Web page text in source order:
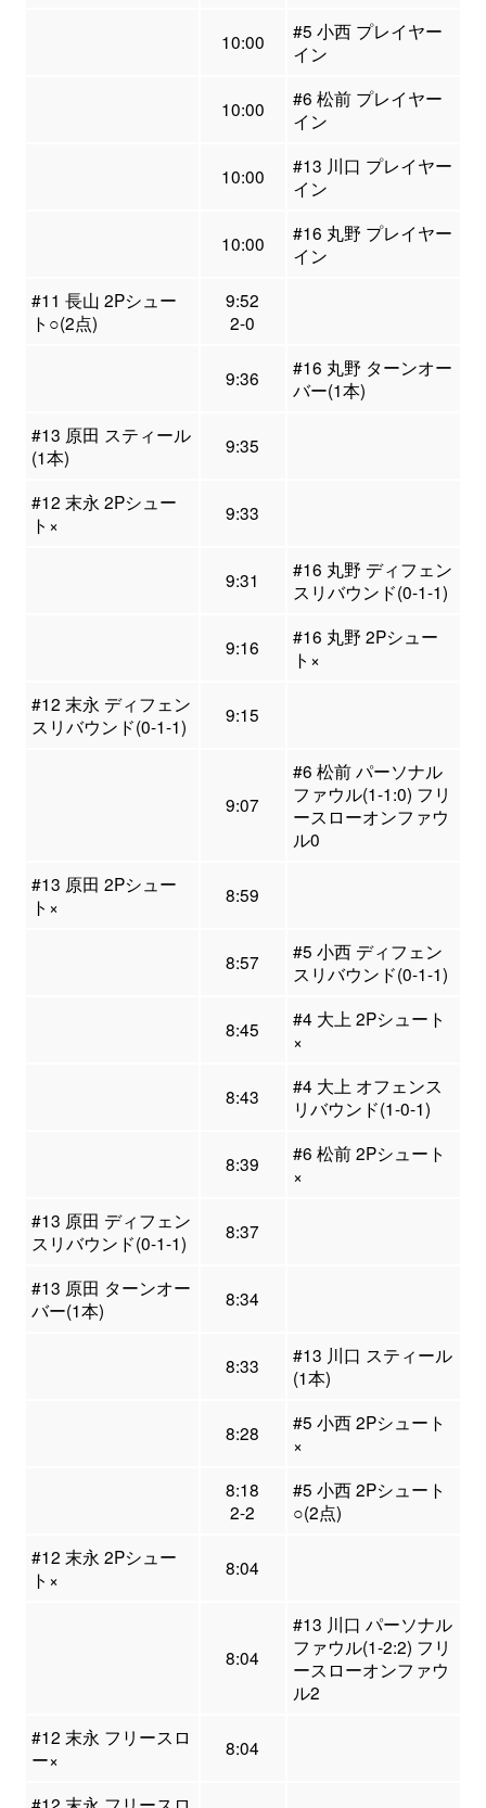
10:00
#5 小西 プレイヤー
イン
10:00
#6 松前 プレイヤー
イン
10:00
#13 川口 プレイヤー
イン
10:00
#16 丸野 プレイヤー
イン
#11 長山 2Pシュー
ト○(2点)
9:52
2-0
9:36
#16 丸野 ターンオー
バー(1本)
#13 原田 スティール
(1本)
9:35
#12 末永 2Pシュー
ト×
9:33
9:31
#16 丸野 ディフェン
スリバウンド(0-1-1)
9:16
#16 丸野 2Pシュー
ト×
#12 末永 ディフェン
スリバウンド(0-1-1)
9:15
9:07
#6 松前 パーソナル
ファウル(1-1:0) フリ
ースローオンファウ
ル0
#13 原田 2Pシュー
ト×
8:59
8:57
#5 小西 ディフェン
スリバウンド(0-1-1)
8:45
#4 大上 2Pシュート
×
8:43
#4 大上 オフェンス
リバウンド(1-0-1)
8:39
#6 松前 2Pシュート
×
#13 原田 ディフェン
スリバウンド(0-1-1)
8:37
#13 原田 ターンオー
バー(1本)
8:34
8:33
#13 川口 スティール
(1本)
8:28
#5 小西 2Pシュート
×
8:18
2-2
#5 小西 2Pシュート
○(2点)
#12 末永 2Pシュー
ト×
8:04
8:04
#13 川口 パーソナル
ファウル(1-2:2) フリ
ースローオンファウ
ル2
#12 末永 フリースロ
ー×
8:04